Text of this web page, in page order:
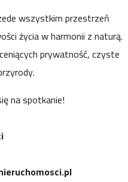
wszystkim przestrzeń
życia w harmonii z naturą.
prywatność, czyste
na spotkanie!